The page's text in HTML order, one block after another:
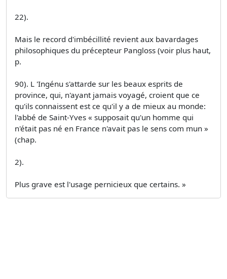
22).
Mais le record d'imbécillité revient aux bavardages
philosophiques du précepteur Pangloss (voir plus haut,
p.
90). L 'Ingénu s'attarde sur les beaux esprits de
province, qui, n'ayant jamais voyagé, croient que ce
qu'ils connaissent est ce qu'il y a de mieux au monde:
l'abbé de Saint-Yves « supposait qu'un homme qui
n'était pas né en France n'avait pas le sens com­ mun »
(chap.
2).
Plus grave est l'usage pernicieux que certains. »